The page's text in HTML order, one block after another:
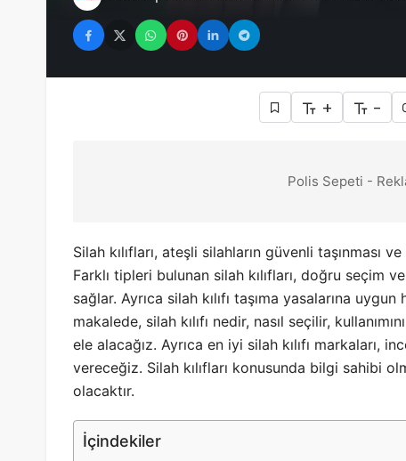
+ -
Polis Sepeti -
Silah kılıfları, ateşli silahların güvenli taşınması
Farklı tipleri bulunan silah kılıfları, doğru seçim ve
sağlar. Ayrıca silah kılıfı taşıma yasalarına
makalede, silah kılıfı nedir, nasıl seçilir,
ele alacağız. Ayrıca en iyi silah kılıfı markaları,
vereceğiz. Silah kılıfları konusunda bilgi sahibi
olacaktır.
İçindekiler